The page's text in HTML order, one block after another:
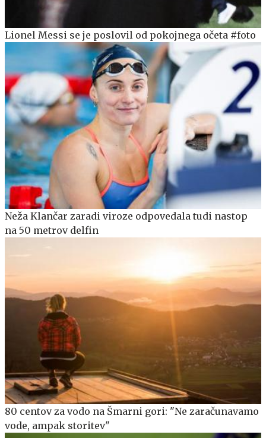
Lionel Messi se je poslovil od pokojnega očeta #foto
Neža Klančar zaradi viroze odpovedala tudi nastop
na 50 metrov delfin
80 centov za vodo na Šmarni gori: "Ne zaračunavamo
vode, ampak storitev"